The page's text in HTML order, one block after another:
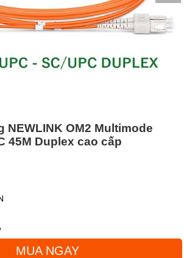
NEWLINK OM2 Multimode
45M Duplex cao cấp
MUA NGAY